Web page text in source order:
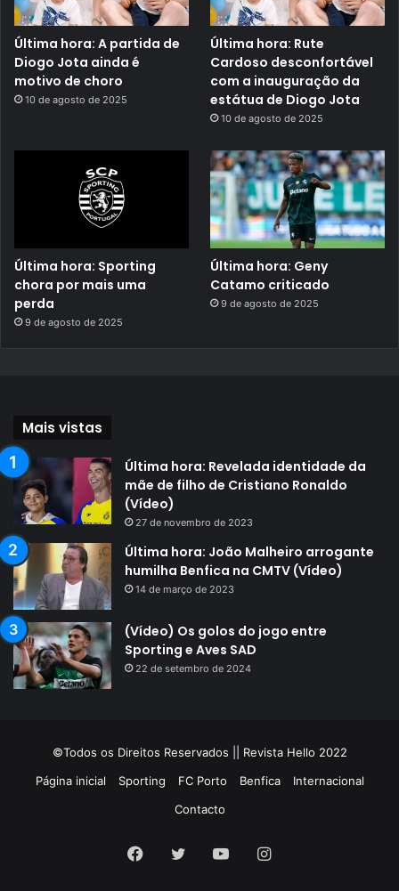
Última hora: A partida de
Diogo Jota ainda é
motivo de choro
10 de agosto de 2025
Última hora: Rute
Cardoso desconfortável
com a inauguração da
estátua de Diogo Jota
10 de agosto de 2025
Última hora: Sporting
chora por mais uma
perda
9 de agosto de 2025
Última hora: Geny
Catamo criticado
9 de agosto de 2025
Mais vistas
Última hora: Revelada identidade da
mãe de filho de Cristiano Ronaldo
(Vídeo)
27 de novembro de 2023
Última hora: João Malheiro arrogante
humilha Benfica na CMTV (Vídeo)
14 de março de 2023
(Vídeo) Os golos do jogo entre
Sporting e Aves SAD
22 de setembro de 2024
©Todos os Direitos Reservados || Revista Hello 2022
Página inicial
Sporting FC Porto Benfica
Internacional
Contacto
Facebook
TwitterYouTubeInstagram